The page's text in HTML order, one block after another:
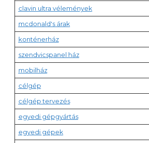
clavin ultra vélemények
mcdonald's árak
konténerház
szendvicspanel ház
mobilház
célgép
célgép tervezés
egyedi gépgyártás
egyedi gépek